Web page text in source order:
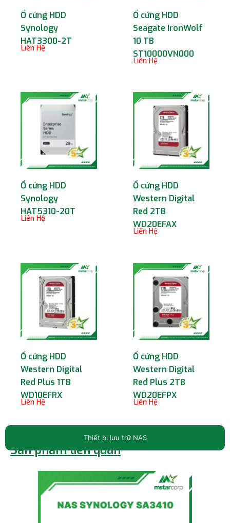
Ổ cứng HDD
Synology
HAT3300-2T
Liên Hệ
Ổ cứng HDD
Seagate IronWolf
10 TB
ST10000VN000
Liên Hệ
Ổ cứng HDD
Synology
HAT5310-20T
Liên Hệ
Ổ cứng HDD
Western Digital
Red 2TB
WD20EFAX
Liên Hệ
Ổ cứng HDD
Western Digital
Red Plus 1TB
WD10EFRX
Liên Hệ
Ổ cứng HDD
Western Digital
Red Plus 2TB
WD20EFPX
Liên Hệ
Sản phẩm liên quan
Thiết bị lưu trữ NAS